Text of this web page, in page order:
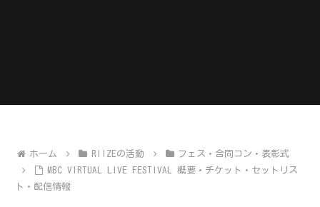
ホーム RIIZEの活動
フェス・合同コン・表彰式
MBC VIRTUAL LIVE FESTIVAL 概要・チケット・セットリス
ト・配信情報